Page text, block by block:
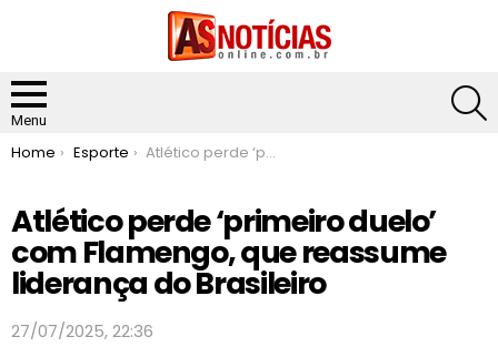
Menu
You are here:
Home Esporte Atlético perde ‘primeiro duelo’ com Flamengo, que reassume liderança do Brasileiro
Atlético perde ‘primeiro duelo’
com Flamengo, que reassume
liderança do Brasileiro
27/07/2025, 22:36